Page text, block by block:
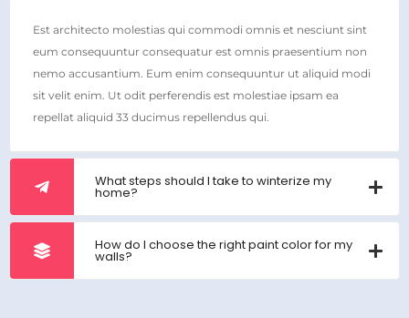
Est architecto molestias qui commodi omnis et nesciunt sint
eum consequuntur consequatur est omnis praesentium non
nemo accusantium. Eum enim consequuntur ut aliquid modi
sit velit enim. Ut odit perferendis est molestiae ipsam ea
repellat aliquid 33 ducimus repellendus qui.
What steps should I take to winterize my
home?
How do I choose the right paint color for my
walls?